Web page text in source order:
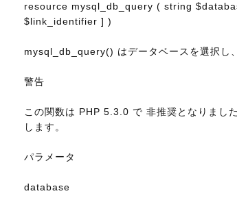
resource mysql_db_query ( string
$link_identifier ] )
mysql_db_query() はデータベースを選択し
警告
この関数は PHP 5.3.0 で 非推奨となりまし
します。
パラメータ
database